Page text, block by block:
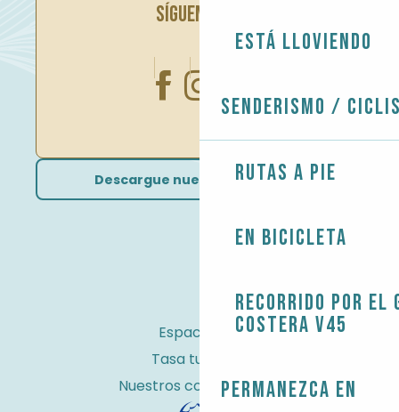
Está lloviendo
Senderismo /
Rutas a pie
En bicicleta
Recorrido por el
costera V45
Permanezca en
SÍGUENOS EN
Descargue nuestros folletos
Espacio Pro
Tasa turística
Nuestros compromisos